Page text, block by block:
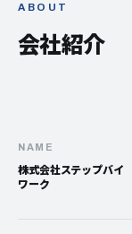
ABOUT
会社紹介
NAME
株式会社ステップバイ
ワーク